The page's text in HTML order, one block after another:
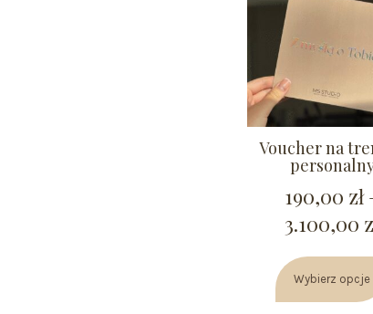
Voucher na
190,00 zł
3.100,00
Wybierz opcje